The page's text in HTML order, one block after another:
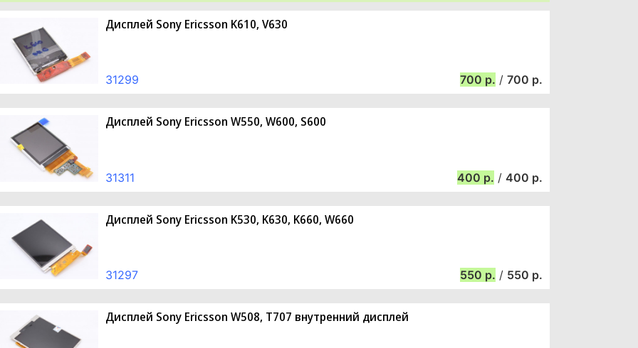
Дисплей Sony Ericsson K610, V630
31299 700 / 700
Дисплей Sony Ericsson W550, W600, S600
31311 400 / 400
Дисплей Sony Ericsson K530, K630, K660, W660
31297 550 / 550
Дисплей Sony Ericsson W508, T707 внутренний дисплей